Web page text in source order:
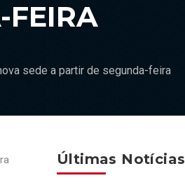
FEIRA
sede a partir de segunda-feira
Últimas Notícias